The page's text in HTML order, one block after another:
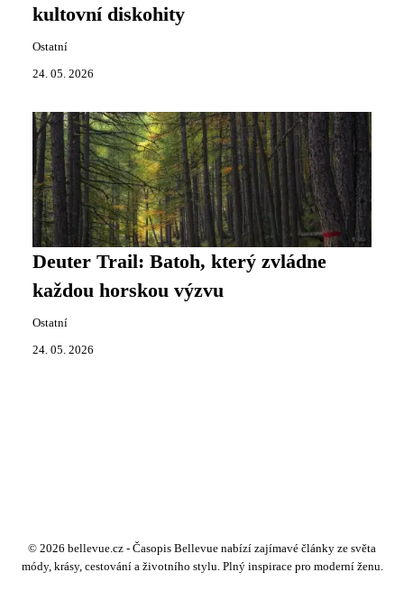
kultovní diskohity
Ostatní
24. 05. 2026
Deuter Trail: Batoh, který zvládne
každou horskou výzvu
Ostatní
24. 05. 2026
© 2026 bellevue.cz - Časopis Bellevue nabízí zajímavé články ze světa
módy, krásy, cestování a životního stylu. Plný inspirace pro moderní ženu.